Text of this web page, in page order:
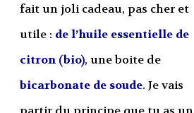
fait un joli cadeau, pas cher et
utile : de l’huile essentielle de
citron (bio), une boite de
bicarbonate de soude. Je vais